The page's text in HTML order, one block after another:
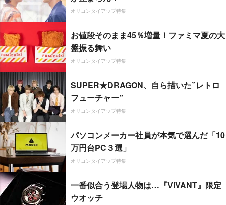
オリコンタイアップ特集
お値段そのまま45％増量！ファミマ夏の大
盤振る舞い
オリコンタイアップ特集
SUPER★DRAGON、自ら描いた”レトロ
フューチャー”
オリコンタイアップ特集
パソコンメーカー社員が本気で選んだ「10
万円台PC３選」
オリコンタイアップ特集
一番似合う登場人物は…『VIVANT』限定
ウオッチ